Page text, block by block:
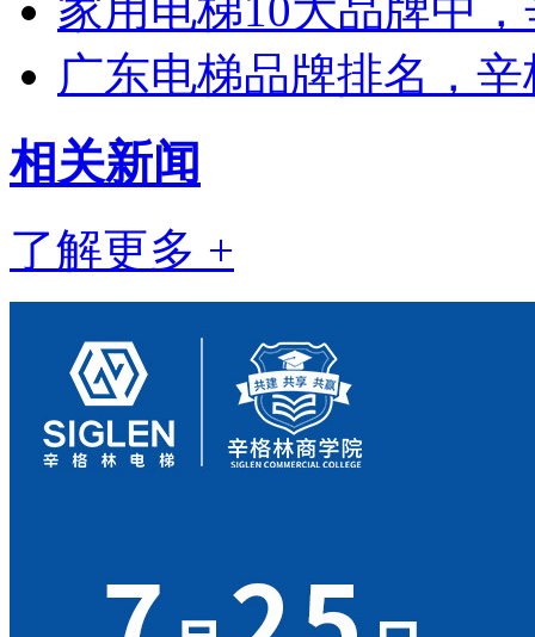
家用电梯10大品牌中
广东电梯品牌排名，
相关新闻
了解更多 +